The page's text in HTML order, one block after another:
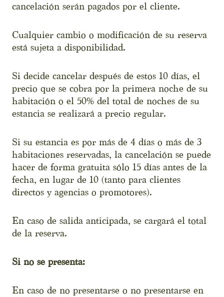
cancelación serán pagados por el cliente.
Cualquier cambio o modificación de su reserva
está sujeta a disponibilidad.
Si decide cancelar después de estos 10 días, el
precio que se cobra por la primera noche de su
habitación o el 50% del total de noches de su
estancia se realizará a precio regular.
Si su estancia es por más de 4 días o más de 3
habitaciones reservadas, la cancelación se puede
hacer de forma gratuita sólo 15 días antes de la
fecha, en lugar de 10 (tanto para clientes
directos y agencias o promotores).
En caso de salida anticipada, se cargará el total
de la reserva.
Si no se presenta:
En caso de no presentarse o no presentarse en